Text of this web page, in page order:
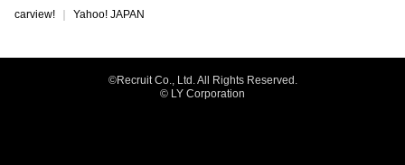
carview! Yahoo! JAPAN
©Recruit Co., Ltd. All Rights Reserved.
© LY Corporation